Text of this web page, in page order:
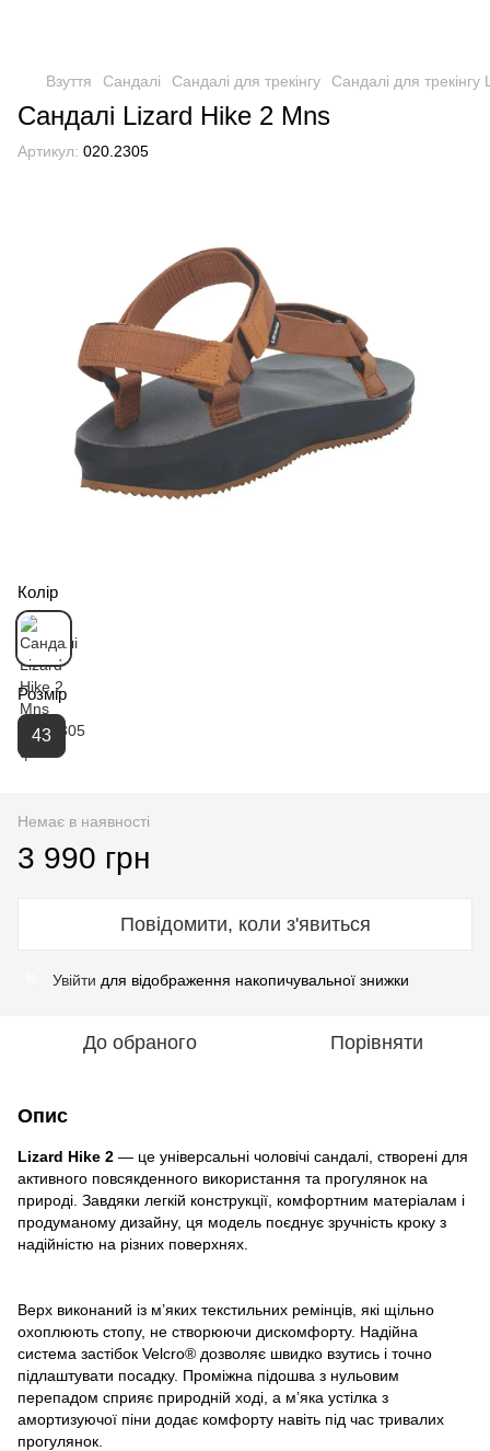
Взуття Сандалі Сандалі для трекінгу Сандалі для трекінгу
Сандалі Lizard Hike 2 Mns
Артикул: 020.2305
Колір
Розмір
43
Немає в наявності
3 990 грн
Повідомити, коли з'явиться
Увійти для відображення накопичувальної знижки
До обраного Порівняти
Опис
Lizard Hike 2 — це універсальні чоловічі сандалі, створені для
активного повсякденного використання та прогулянок на
природі. Завдяки легкій конструкції, комфортним матеріалам і
продуманому дизайну, ця модель поєднує зручність кроку з
надійністю на різних поверхнях.
Верх виконаний із м’яких текстильних ремінців, які щільно
охоплюють стопу, не створюючи дискомфорту. Надійна
система застібок Velcro® дозволяє швидко взутись і точно
підлаштувати посадку. Проміжна підошва з нульовим
перепадом сприяє природній ході, а м’яка устілка з
амортизуючої піни додає комфорту навіть під час тривалих
прогулянок.